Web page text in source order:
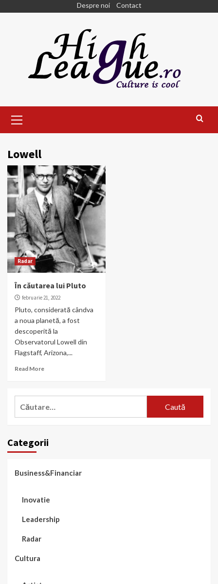
Despre noi Contact
Menu
Lowell
Radar
În căutarea lui Pluto
februarie 21, 2022
Pluto, considerată cândva
a noua planetă, a fost
descoperită la
Observatorul Lowell din
Flagstaff, Arizona,...
Read More
Categorii
Business&Financiar
Inovatie
Leadership
Radar
Cultura